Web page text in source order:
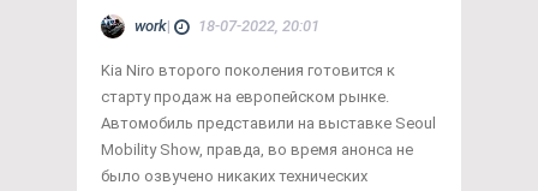
work| 18-07-2022, 20:01
Kia Niro второго поколения готовится к
старту продаж на европейском рынке.
Автомобиль представили на выставке Seoul
Mobility Show, правда, во время анонса не
было озвучено никаких технических